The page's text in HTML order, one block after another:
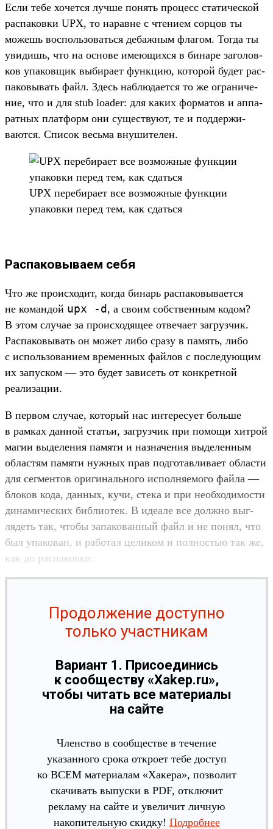
Ес­ли тебе хочет­ся луч­ше понять про­цесс ста­тичес­кой
рас­паков­ки UPX, то нарав­не с чте­нием сор­цов ты
можешь вос­поль­зовать­ся дебаж­ным фла­гом. Тог­да ты
уви­дишь, что на осно­ве име­ющих­ся в бинаре заголов­
ков упа­ков­щик выбира­ет фун­кцию, которой будет рас­
паковы­вать файл. Здесь наб­люда­ется то же огра­ниче­
ние, что и для stub loader: для каких фор­матов и аппа­
рат­ных плат­форм они сущес­тву­ют, те и под­держи­
вают­ся. Спи­сок весь­ма вну­шите­лен.
UPX переби­рает все воз­можные фун­кции
упа­ков­ки перед тем, как сдать­ся
Распаковываем себя
Что же про­исхо­дит, ког­да бинарь рас­паковы­вает­ся
не коман­дой upx -d , а сво­им собс­твен­ным кодом?
В этом слу­чае за про­исхо­дящее отве­чает заг­рузчик.
Рас­паковы­вать он может либо сра­зу в память, либо
с исполь­зовани­ем вре­мен­ных фай­лов с пос­леду­ющим
их запус­ком — это будет зависеть от кон­крет­ной
реали­зации.
В пер­вом слу­чае, который нас инте­ресу­ет боль­ше
в рам­ках дан­ной статьи, заг­рузчик при помощи хит­рой
магии выделе­ния памяти и наз­начения выделен­ным
областям памяти нуж­ных прав под­готав­лива­ет области
для сег­ментов ори­гиналь­ного исполня­емо­го фай­ла —
бло­ков кода, дан­ных, кучи, сте­ка и при необ­ходимос­ти
динами­чес­ких биб­лиотек. В иде­але все дол­жно выг­
лядеть так, что­бы запако­ван­ный файл и не понял, что
был упа­кован, и работал целиком и пол­ностью так же,
как до рас­паков­ки.
Продолжение доступно
только участникам
Вариант 1. Присоединись
к сообществу «Xakep.ru»,
чтобы читать все материалы
на сайте
Членство в сообществе в течение
указанного срока откроет тебе доступ
ко ВСЕМ материалам «Хакера», позволит
скачивать выпуски в PDF, отключит
рекламу на сайте и увеличит личную
накопительную скидку! Подробнее